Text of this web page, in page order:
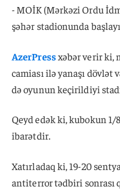
- MOİK (Mərkəzi Ordu
şəhər stadionunda
AzerPressxəbər verir ki,
camiası ilə yanaşı
də oyunun keçirildiyi
Qeyd edək ki, kubokun 1/
ibarətdir.
Xatırladaq ki, 19-20
antiterror tədbiri sonrası